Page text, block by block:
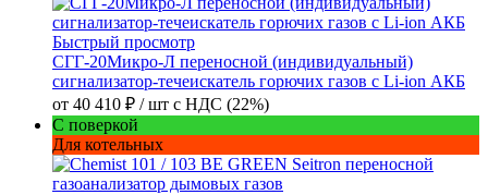
Быстрый просмотр
СГГ-20Микро-Л переносной (индивидуальный)
сигнализатор-течеискатель горючих газов с Li-ion АКБ
от 40 410 ₽ / шт с НДС (22%)
С поверкой
Для котельных